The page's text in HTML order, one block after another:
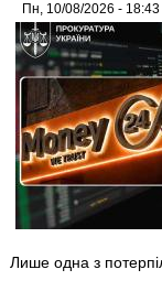
Пн, 10/08/2026 - 18:43
Лише одна з